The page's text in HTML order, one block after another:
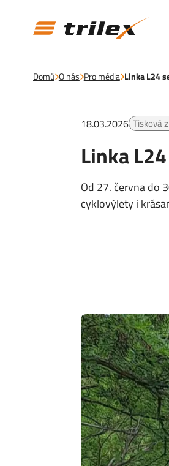
Domů O nás Pro média Linka L24
18.03.2026 Tisková
Linka
Od 27. června do
cyklovýlety i